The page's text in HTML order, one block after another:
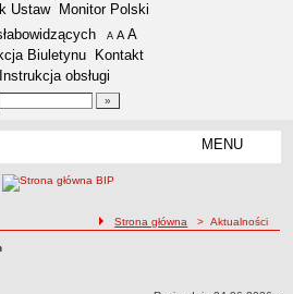
Ustaw
Monitor Polski
A pomniejsz czcionkę
A standardowy rozmiar czcionki
A
Biuletynu
Kontakt
Instrukcja obsługi
MENU
ścieżka nawigacji
Strona główna > Aktualności